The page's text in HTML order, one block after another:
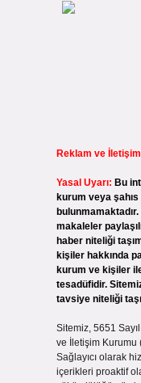
Reklam ve
Yasal Uyarı: Bu
kurum veya
bulunmamaktadır.
makaleler
haber niteliği
kişiler hakkında
kurum ve kişiler
tesadüfidir.
tavsiye niteliği
Sitemiz, 5651
ve İletişim Kurumu
Sağlayıcı olarak
içerikleri proaktif